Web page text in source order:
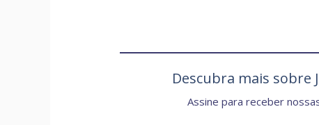
Descubra mais sobre
Assine para receber